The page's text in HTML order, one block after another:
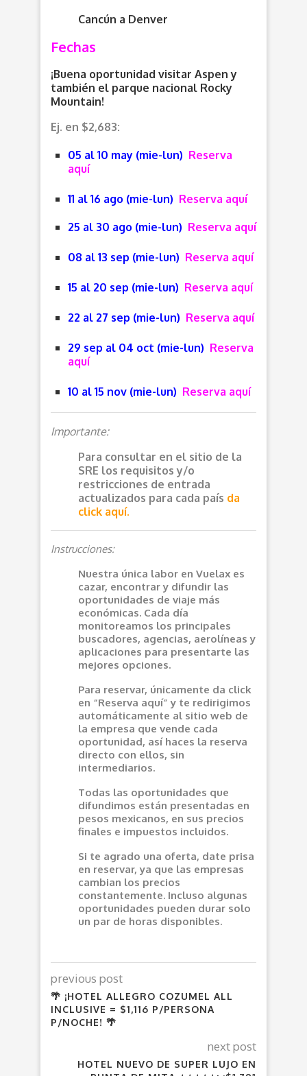
Cancún a Denver
Fechas
¡Buena oportunidad visitar Aspen y
también el parque nacional Rocky
Mountain!
Ej. en $2,683:
05 al 10 may (mie-lun) Reserva
aquí
11 al 16 ago (mie-lun) Reserva aquí
25 al 30 ago (mie-lun) Reserva aquí
08 al 13 sep (mie-lun) Reserva aquí
15 al 20 sep (mie-lun) Reserva aquí
22 al 27 sep (mie-lun) Reserva aquí
29 sep al 04 oct (mie-lun) Reserva
aquí
10 al 15 nov (mie-lun) Reserva aquí
Importante:
Para consultar en el sitio de la
SRE los requisitos y/o
restricciones de entrada
actualizados para cada país da
click aquí.
Instrucciones:
Nuestra única labor en Vuelax es
cazar, encontrar y difundir las
oportunidades de viaje más
económicas. Cada día
monitoreamos los principales
buscadores, agencias, aerolíneas y
aplicaciones para presentarte las
mejores opciones.
Para reservar, únicamente da click
en “Reserva aquí” y te redirigimos
automáticamente al sitio web de
la empresa que vende cada
oportunidad, así haces la reserva
directo con ellos, sin
intermediarios.
Todas las oportunidades que
difundimos están presentadas en
pesos mexicanos, en sus precios
finales e impuestos incluidos.
Si te agrado una oferta, date prisa
en reservar, ya que las empresas
cambian los precios
constantemente. Incluso algunas
oportunidades pueden durar solo
un par de horas disponibles.
previous post
🌴 ¡HOTEL ALLEGRO COZUMEL ALL
INCLUSIVE = $1,116 P/PERSONA
P/NOCHE! 🌴
next post
HOTEL NUEVO DE SUPER LUJO EN